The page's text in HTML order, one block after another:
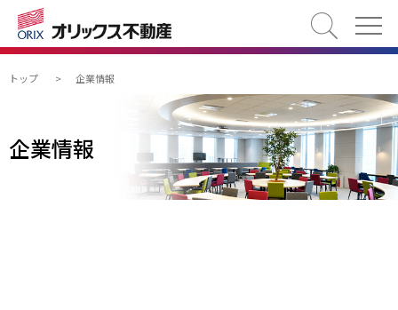
検索
トップ > 企業情報
企業情報